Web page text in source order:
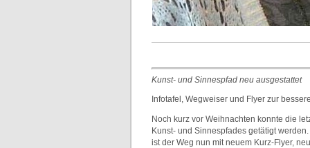
Kunst- und Sinnespfad neu ausgestattet
Infotafel, Wegweiser und Flyer zur
Noch kurz vor Weihnachten konnte die
Kunst- und Sinnespfades getätigt
ist der Weg nun mit neuem Kurz-Flyer,